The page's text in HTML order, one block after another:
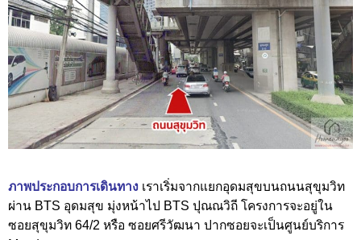
ภาพประกอบการเดินทาง เราเริ่มจากแยกอุดมสุขบนถนนสุขุมวิท
ผ่าน BTS อุดมสุข มุ่งหน้าไป BTS ปุณณวิถี โครงการจะอยู่ใน
ซอยสุขุมวิท 64/2 หรือ ซอยศรีวัฒนา ปากซอยจะเป็นศูนย์บริการ